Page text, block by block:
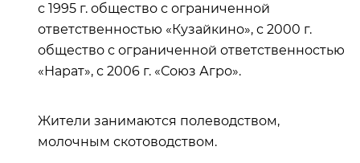
с 1995 г. общество с ограниченной
ответственностью «Кузайкино», с 2000 г.
общество с ограниченной ответственностью
«Нарат», с 2006 г. «Союз Агро».
Жители занимаются полеводством,
молочным скотоводством.